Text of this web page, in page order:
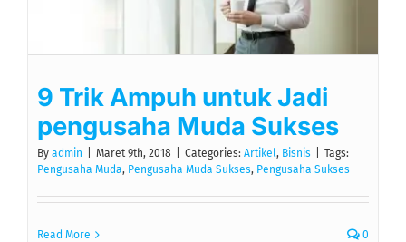
9 Trik Ampuh untuk Jadi
pengusaha Muda Sukses
By admin Maret 9th, 2018 Categories: Artikel, Bisnis
Tags:
Pengusaha Muda, Pengusaha Muda Sukses, Pengusaha Sukses
Read More 0